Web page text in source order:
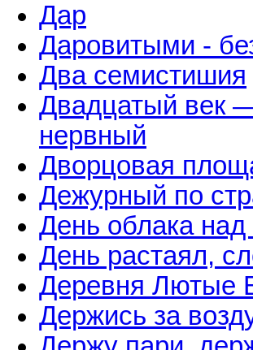
Дар
Даровитыми -
Два семистишия
Двадцатый век
нервный
Дворцовая
Дежурный по
День облака
День растаял,
Деревня Лютые
Держись за